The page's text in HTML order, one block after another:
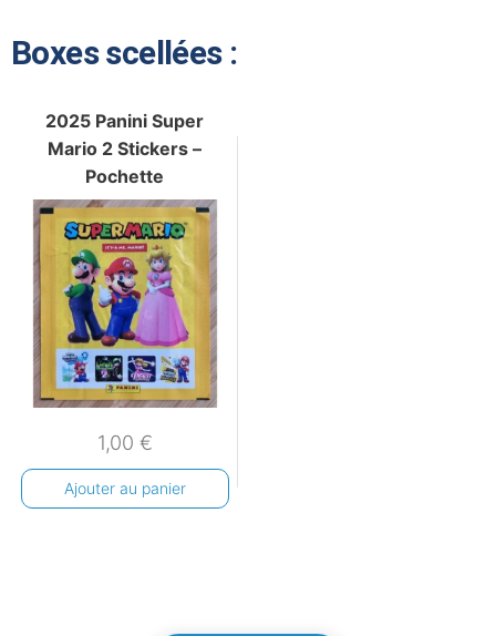
Boxes scellées :
2025 Panini Super
Mario 2 Stickers –
Pochette
1,00 €
Ajouter au panier